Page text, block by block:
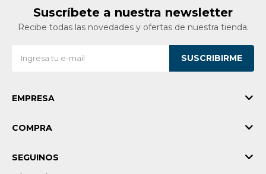
Suscríbete a nuestra newsletter
Recibe todas las novedades y ofertas de nuestra tienda.
SUSCRIBIRME
EMPRESA
COMPRA
SEGUINOS